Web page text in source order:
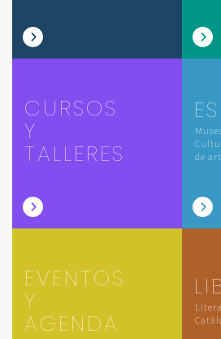
CURSOS
Y
TALLERES
de
EVENTOS
Y
AGENDA